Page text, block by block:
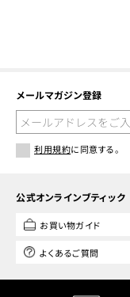
メールマガジン登録
利用規約に同意する。
公式オンラインブティック
お買い物ガイド
よくあるご質問